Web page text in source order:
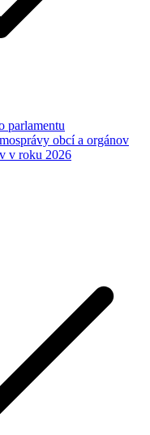
parlamentu
obcí a orgánov
v roku 2026